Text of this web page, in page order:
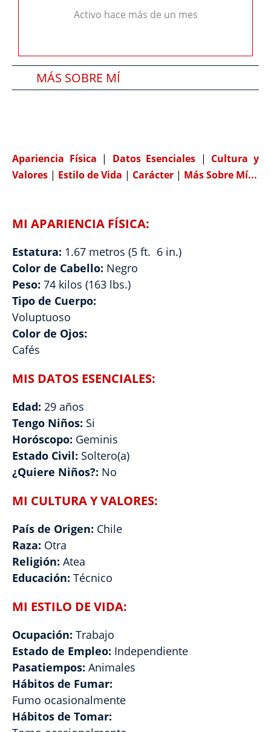
Activo hace más de un mes
MÁS SOBRE MÍ
Apariencia Física | Datos Esenciales | Cultura y
Valores | Estilo de Vida | Carácter | Más Sobre Mí...
MI APARIENCIA FÍSICA:
Estatura: 1.67 metros (5 ft. 6 in.)
Color de Cabello: Negro
Peso: 74 kilos (163 lbs.)
Tipo de Cuerpo:
Voluptuoso
Color de Ojos:
Cafés
MIS DATOS ESENCIALES:
Edad: 29 años
Tengo Niños: Si
Horóscopo: Geminis
Estado Civil: Soltero(a)
¿Quiere Niños?: No
MI CULTURA Y VALORES:
País de Origen: Chile
Raza: Otra
Religión: Atea
Educación: Técnico
MI ESTILO DE VIDA:
Ocupación: Trabajo
Estado de Empleo: Independiente
Pasatiempos: Animales
Hábitos de Fumar:
Fumo ocasionalmente
Hábitos de Tomar: